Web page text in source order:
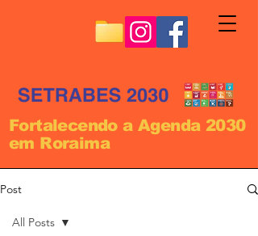
Fortalecendo a Agenda 2030
em Roraima
Post
All Posts